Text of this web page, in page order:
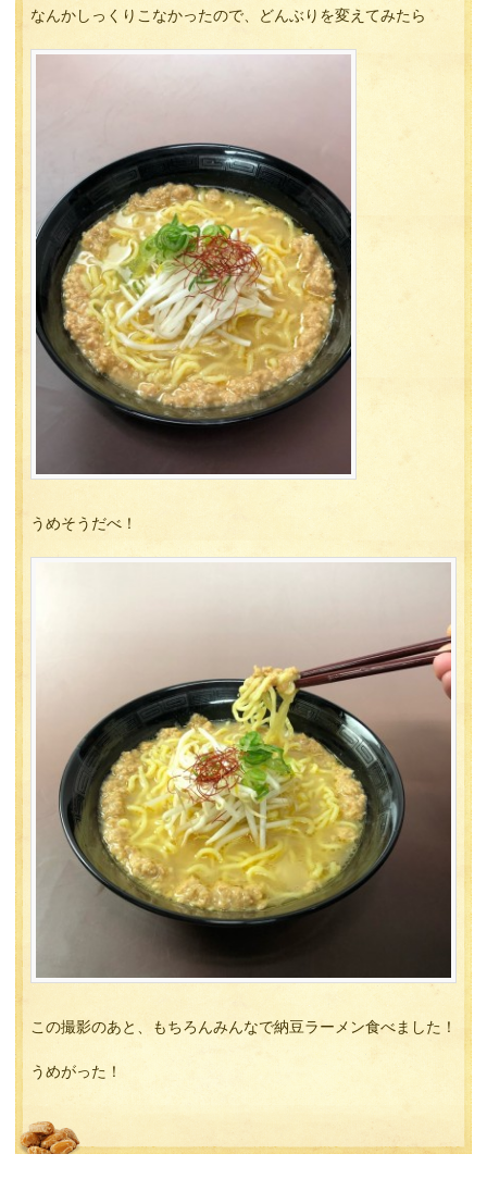
なんかしっくりこなかったので、どんぶりを変えてみたら
うめそうだべ！
この撮影のあと、もちろんみんなで納豆ラーメン食べました！
うめがった！